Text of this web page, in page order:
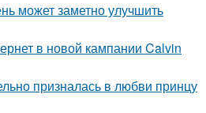
может заметно улучшить
в новой кампании Calvin
призналась в любви принцу